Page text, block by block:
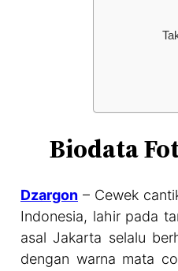
Biodata
Dzargon – Cewek
Indonesia, lahir pada
asal Jakarta selalu
dengan warna mata